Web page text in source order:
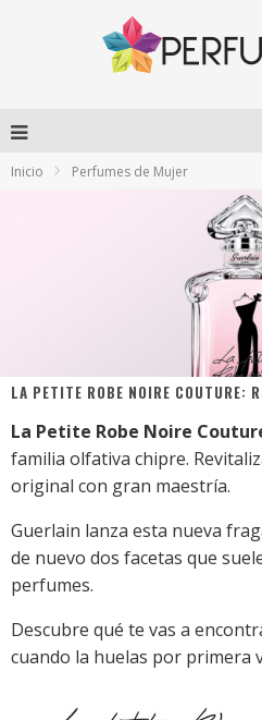
Inicio Perfumes de Mujer
LA PETITE ROBE NOIRE COUTURE:
La Petite Robe Noire
familia olfativa chipre.
original con gran maestría.
Guerlain lanza esta nueva
de nuevo dos facetas que
perfumes.
Descubre qué te vas a
cuando la huelas por primera